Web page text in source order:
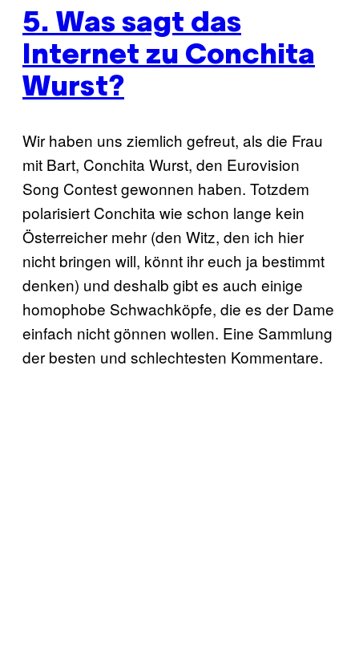
5. Was sagt das
Internet zu Conchita
Wurst?
Wir haben uns ziemlich gefreut, als die Frau
mit Bart, Conchita Wurst, den Eurovision
Song Contest gewonnen haben. Totzdem
polarisiert Conchita wie schon lange kein
Österreicher mehr (den Witz, den ich hier
nicht bringen will, könnt ihr euch ja bestimmt
denken) und deshalb gibt es auch einige
homophobe Schwachköpfe, die es der Dame
einfach nicht gönnen wollen. Eine Sammlung
der besten und schlechtesten Kommentare.